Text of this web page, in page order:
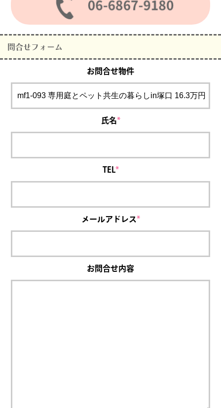
問合せフォーム
お問合せ物件
氏名*
TEL*
メールアドレス*
お問合せ内容